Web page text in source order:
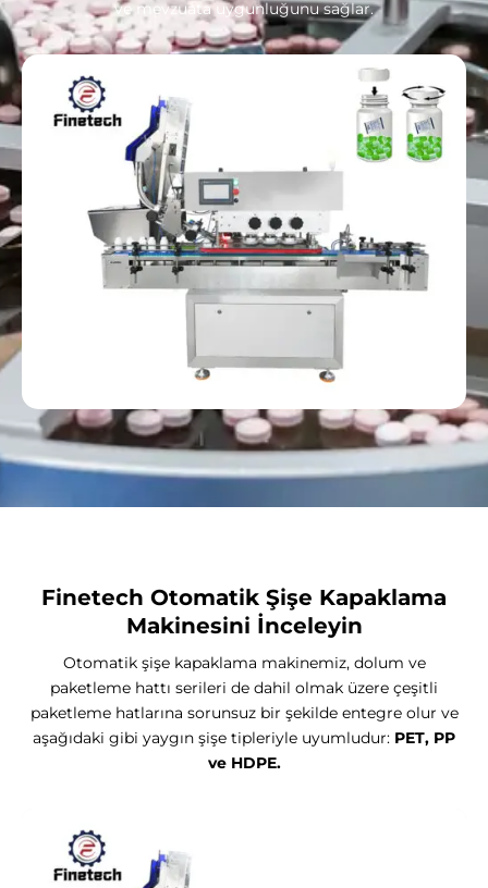
ve mevzuata uygunluğunu sağlar.
Finetech Otomatik Şişe Kapaklama
Makinesini İnceleyin
Otomatik şişe kapaklama makinemiz, dolum ve
paketleme hattı serileri de dahil olmak üzere çeşitli
paketleme hatlarına sorunsuz bir şekilde entegre olur ve
aşağıdaki gibi yaygın şişe tipleriyle uyumludur: PET, PP
ve HDPE.